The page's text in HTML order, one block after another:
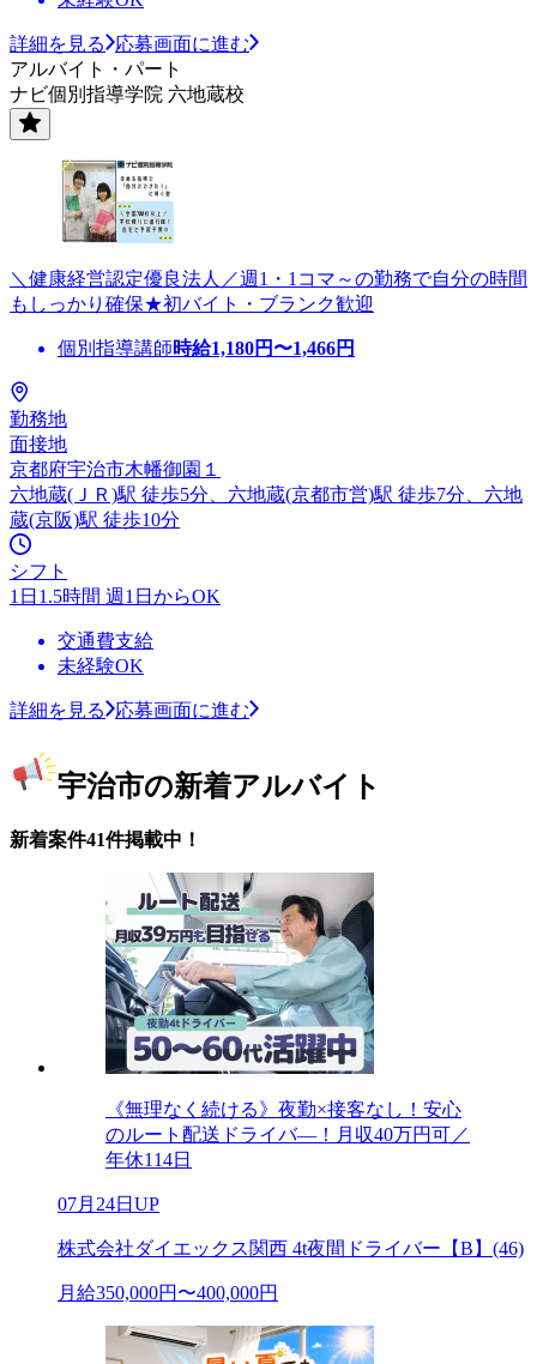
詳細を見る
応募画面に進む
アルバイト・パート
ナビ個別指導学院 六地蔵校
＼健康経営認定優良法人／週1・1コマ～の勤務で自分の時間
もしっかり確保★初バイト・ブランク歓迎
個別指導講師時給1,180円〜1,466円
勤務地
面接地
京都府宇治市木幡御園１
六地蔵(ＪＲ)駅 徒歩5分、六地蔵(京都市営)駅 徒歩7分、六地
蔵(京阪)駅 徒歩10分
シフト
1日1.5時間 週1日からOK
交通費支給
未経験OK
詳細を見る 応募画面に進む
宇治市の新着アルバイト
新着案件41件掲載中！
《無理なく続ける》夜勤×接客なし！安心
のルート配送ドライバ―！月収40万円可／
年休114日
07月24日UP
株式会社ダイエックス関西 4t夜間ドライバー【B】(46)
月給350,000円〜400,000円